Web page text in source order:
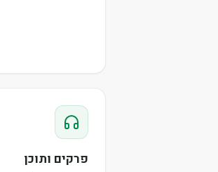
פרקים ותוכן